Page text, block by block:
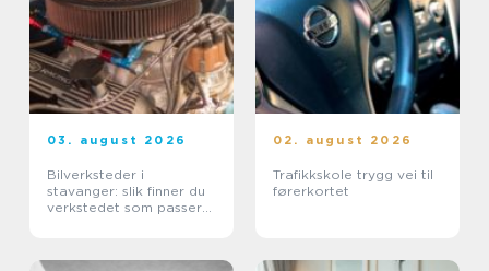
03. august 2026
Bilverksteder i
stavanger: slik finner du
verkstedet som passer
02. august 2026
Trafikkskole trygg vei til
førerkortet